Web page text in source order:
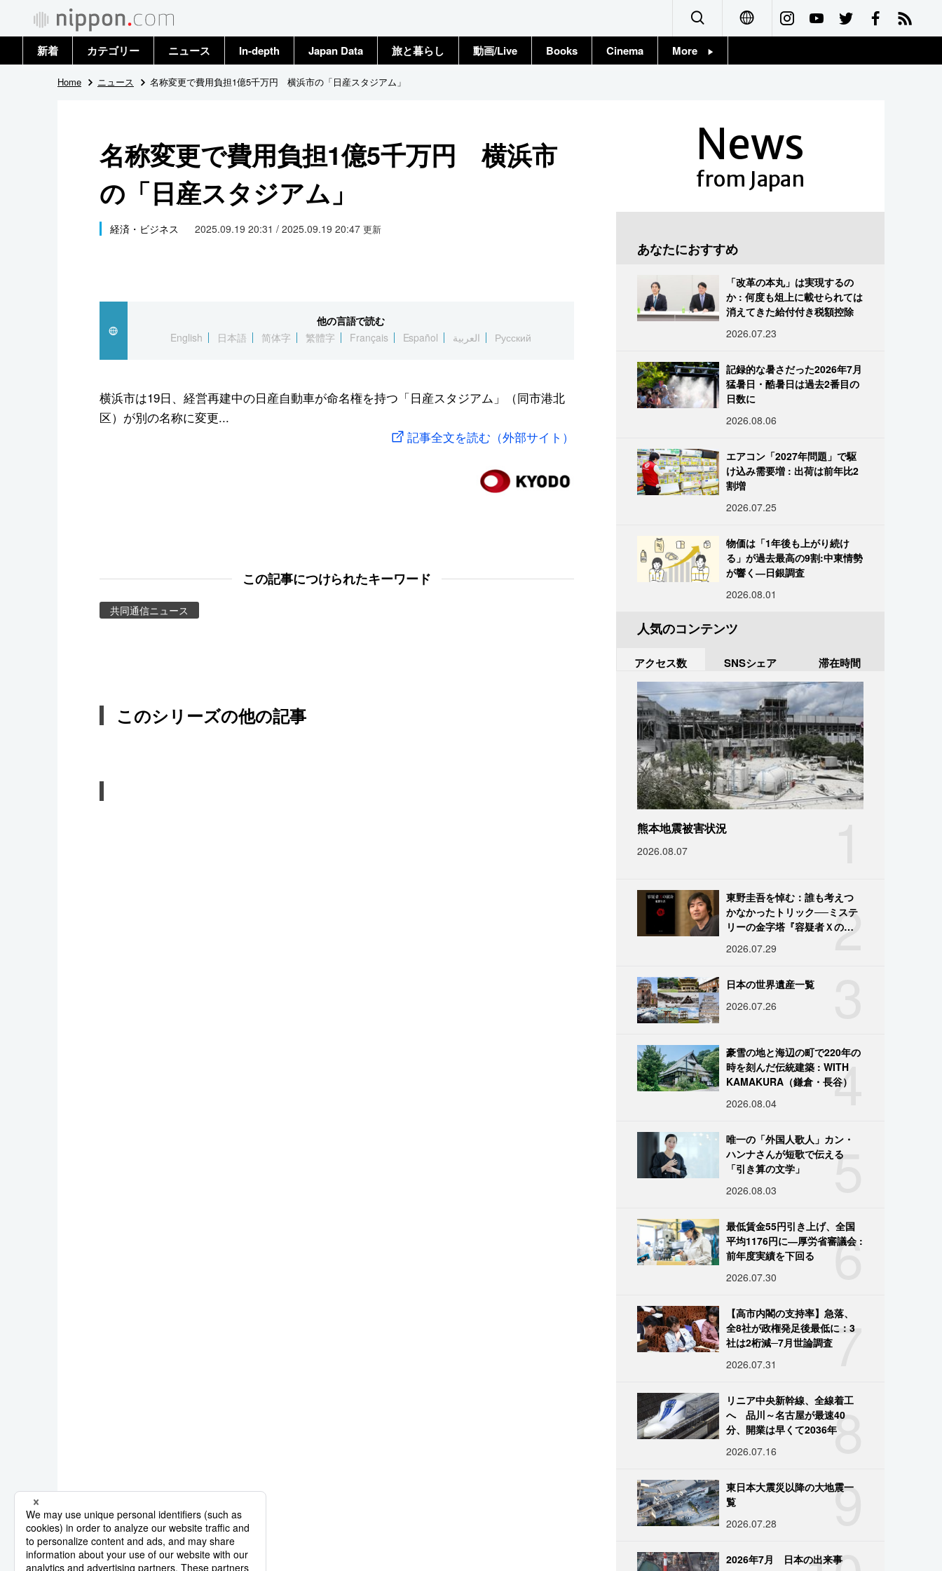
Français
新着 カテゴリー
政治・外交
国際
社会
文化
スポーツ・東京2020
ニュース
トップ
In-depth Japan Data 旅と暮らし 動画/Live Books Cinema More
Home ニュース 名称変更で費用負担1億5千万円 横浜市の「日産スタジアム」
名称変更で費用負担1億5千万円 横浜市
の「日産スタジアム」
経済・ビジネス 2025.09.19 20:31 / 2025.09.19 20:47 更新
他の言語で読む
English
日本語 简体字 繁體字 Français Español العربية Русский
横浜市は19日、経営再建中の日産自動車が命名権を持つ「日産スタジアム」（同市港北
区）が別の名称に変更...
記事全文を読む（外部サイト）
この記事につけられたキーワード
共同通信ニュース
このシリーズの他の記事
News
from Japan
あなたにおすすめ
「改革の本丸」は実現するの
か : 何度も俎上に載せられては
消えてきた給付付き税額控除
2026.07.23
記録的な暑さだった2026年7月
猛暑日・酷暑日は過去2番目の
日数に
2026.08.06
エアコン「2027年問題」で駆
け込み需要増 : 出荷は前年比2
割増
2026.07.25
物価は「1年後も上がり続け
る」が過去最高の9割:中東情勢
が響く―日銀調査
2026.08.01
人気のコンテンツ
アクセス数 SNSシェア 滞在時間
熊本地震被害状況
2026.08.07
2
東野圭吾を悼む：誰も考えつ
かなかったトリック──ミステ
リーの金字塔『容疑者Ｘの献
2026.07.29
日本の世界遺産一覧
2026.07.26
4
豪雪の地と海辺の町で220年の
時を刻んだ伝統建築 : WITH
KAMAKURA（鎌倉・長谷）
2026.08.04
5
唯一の「外国人歌人」カン・
ハンナさんが短歌で伝える
「引き算の文学」
2026.08.03
6
最低賃金55円引き上げ、全国
平均1176円に―厚労省審議会 :
前年度実績を下回る
2026.07.30
7
【高市内閣の支持率】急落、
全8社が政権発足後最低に：3
社は2桁減─7月世論調査
2026.07.31
8
リニア中央新幹線、全線着工
へ 品川～名古屋が最速40
分、開業は早くて2036年
2026.07.16
9
東日本大震災以降の大地震一
覧
2026.07.28
2026年7月 日本の出来事